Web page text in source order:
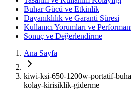
Buhar Gücü ve Etkinlik
Dayanıklılık ve Garanti Süresi
Kullanıcı Yorumları ve
Sonuç ve Değerlendirme
Ana Sayfa
kiwi-ksi-650-1200w-portatif-
kolay-kirisiklik-giderme